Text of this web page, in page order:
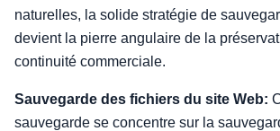
naturelles, la solide stratégie de
devient la pierre angulaire de la
continuité commerciale.
Sauvegarde des fichiers du site Web:
sauvegarde se concentre sur la